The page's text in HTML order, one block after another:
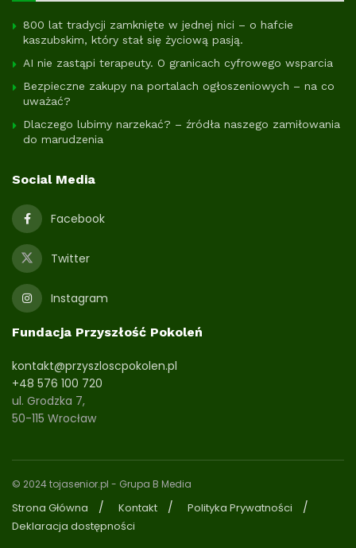
800 lat tradycji zamknięte w jednej nici – o hafcie
kaszubskim, który stał się życiową pasją.
AI nie zastąpi terapeuty. O granicach cyfrowego wsparcia
Bezpieczne zakupy na portalach ogłoszeniowych – na co
uważać?
Dlaczego lubimy narzekać? – źródła naszego zamiłowania
do marudzenia
Social Media
Facebook
Twitter
Instagram
Fundacja Przyszłość Pokoleń
kontakt@przyszloscpokolen.pl
+48 576 100 720
ul. Grodzka 7,
50-115 Wrocław
© 2024 tojasenior.pl - Grupa B Media
Strona Główna Kontakt
Polityka Prywatności
Deklaracja dostępności